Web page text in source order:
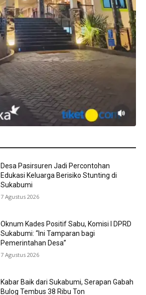
Desa Pasirsuren Jadi Percontohan
Edukasi Keluarga Berisiko Stunting di
Sukabumi
7 Agustus 2026
Oknum Kades Positif Sabu, Komisi I DPRD
Sukabumi: “Ini Tamparan bagi
Pemerintahan Desa”
7 Agustus 2026
Kabar Baik dari Sukabumi, Serapan Gabah
Bulog Tembus 38 Ribu Ton